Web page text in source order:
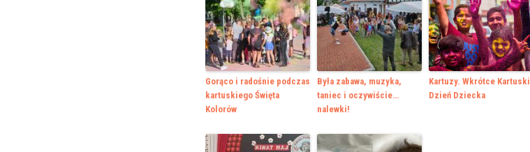
Gorąco i radośnie podczas
kartuskiego Święta
Kolorów
Była zabawa, muzyka,
taniec i oczywiście…
nalewki!
Kartuzy. Wkrótce Kartuski
Dzień Dziecka